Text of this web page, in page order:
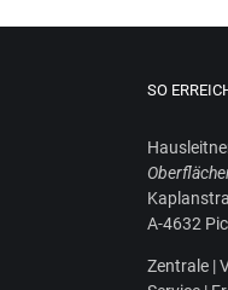
SO
A‑4632
Zen­tra­le |